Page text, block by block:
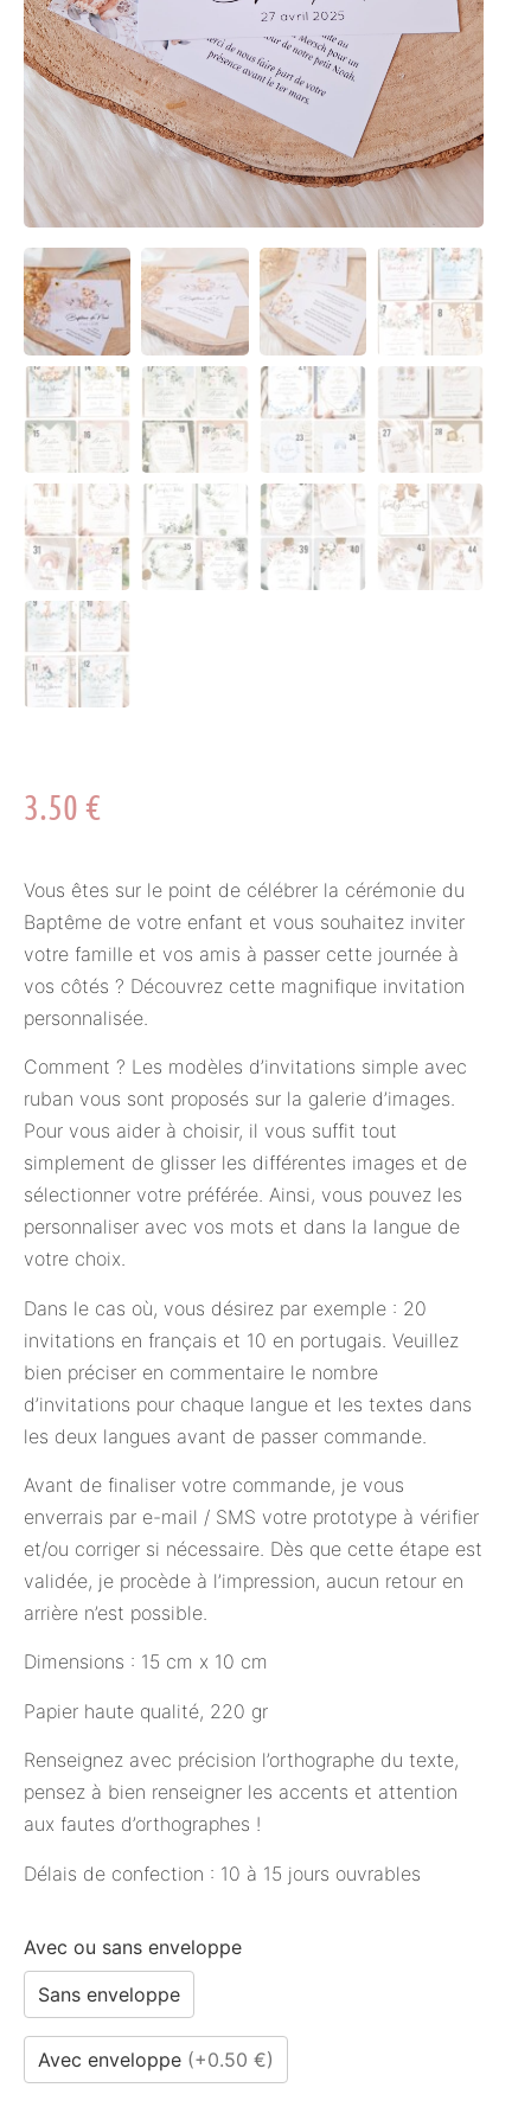
3.50 €
Vous êtes sur le point de célébrer la cérémonie du
Baptême de votre enfant et vous souhaitez inviter
votre famille et vos amis à passer cette journée à
vos côtés ? Découvrez cette magnifique invitation
personnalisée.
Comment ? Les modèles d’invitations simple avec
ruban vous sont proposés sur la galerie d’images.
Pour vous aider à choisir, il vous suffit tout
simplement de glisser les différentes images et de
sélectionner votre préférée. Ainsi, vous pouvez les
personnaliser avec vos mots et dans la langue de
votre choix.
Dans le cas où, vous désirez par exemple : 20
invitations en français et 10 en portugais. Veuillez
bien préciser en commentaire le nombre
d’invitations pour chaque langue et les textes dans
les deux langues avant de passer commande.
Avant de finaliser votre commande, je vous
enverrais par e-mail / SMS votre prototype à vérifier
et/ou corriger si nécessaire. Dès que cette étape est
validée, je procède à l’impression, aucun retour en
arrière n’est possible.
Dimensions : 15 cm x 10 cm
Papier haute qualité, 220 gr
Renseignez avec précision l’orthographe du texte,
pensez à bien renseigner les accents et attention
aux fautes d’orthographes !
Délais de confection : 10 à 15 jours ouvrables
Avec ou sans enveloppe
Sans enveloppe
Avec enveloppe (+0.50 €)